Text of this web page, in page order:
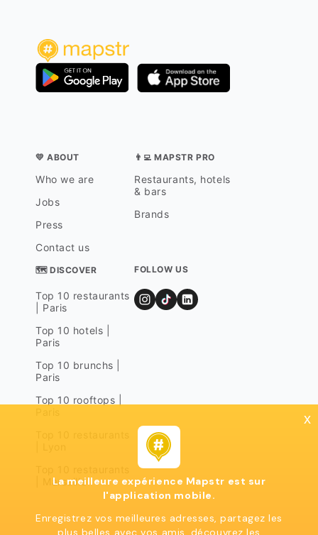
💛 ABOUT
Who we are
Jobs
Press
Contact us
👨‍💻 MAPSTR PRO
Restaurants, hotels
& bars
Brands
🗺 DISCOVER
Top 10 restaurants
| Paris
Top 10 hotels |
Paris
Top 10 brunchs |
Paris
Top 10 rooftops |
| Marseille
FOLLOW US
x
La meilleure expérience Mapstr est sur
l'application mobile.
Enregistrez vos meilleures adresses, partagez les
plus belles avec vos amis, découvrez les